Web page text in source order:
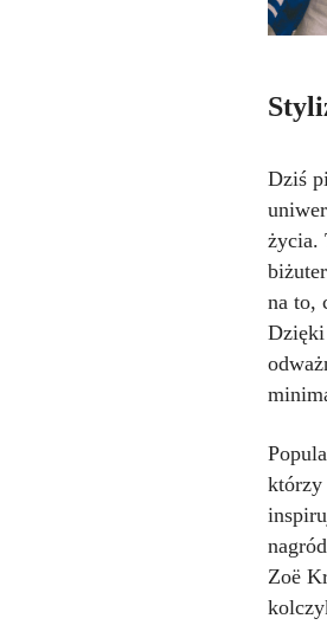
Dziś
życia.
na to,
Dzięki
którzy
Zoë